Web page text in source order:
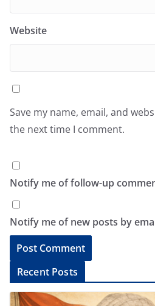
Website
Save my name, email, and
the next time I comment.
Notify me of follow-up
Notify me of new posts by
l
Recent Posts